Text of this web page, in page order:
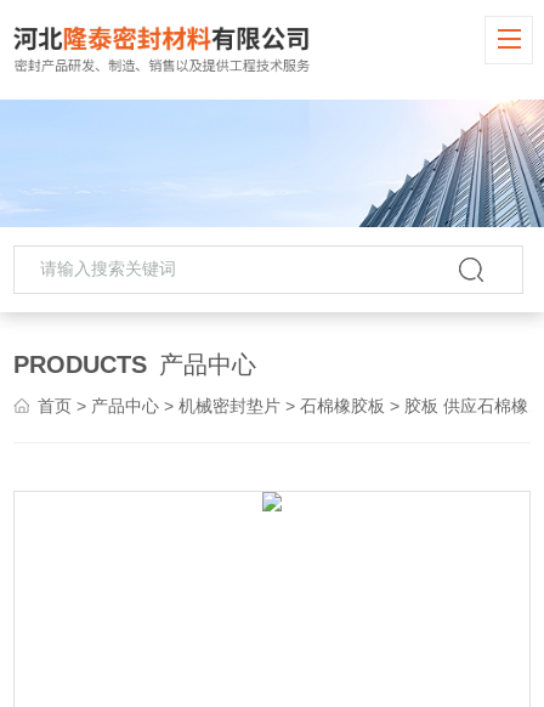
PRODUCTS 产品中心
首页 > 产品中心 >机械密封垫片 >石棉橡胶板 > 胶板 供应石棉橡胶板 密封件 工业密封